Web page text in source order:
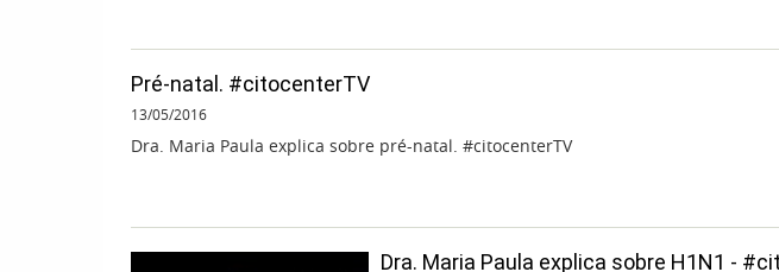
Pré-natal. #citocenterTV
13/05/2016
Dra. Maria Paula explica sobre pré-natal. #citocenterTV
Dra. Maria Paula explica sobre H1N1 -